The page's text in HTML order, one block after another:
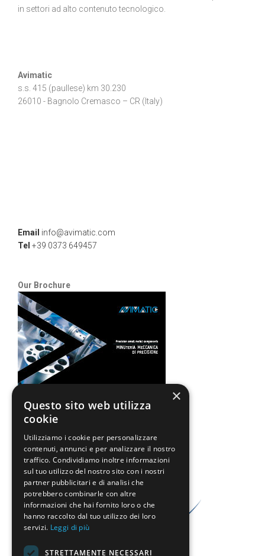
in settori ad alto contenuto tecnologico.
Avimatic
s.s. 415 (paullese) km 30.230
26010 - Bagnolo Cremasco – CR (Italy)
Email info@avimatic.com
Tel +39 0373 649457
Our Brochure
×
Questo sito web utilizza
cookie
Utilizziamo i cookie per personalizzare
contenuti, annunci e per analizzare il nostro
traffico. Condividiamo inoltre informazioni
sul tuo utilizzo del nostro sito con i nostri
partner pubblicitari e di analisi che
potrebbero combinarle con altre
informazioni che hai fornito loro o che
hanno raccolto dal tuo utilizzo dei loro
servizi. Leggi di più
STRETTAMENTE NECESSARI